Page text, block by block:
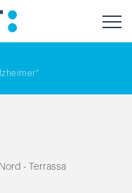
- Terrassa